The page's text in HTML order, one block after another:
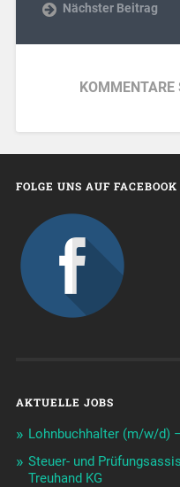
Nächster Beitrag
KOMMENTARE
FOLGE UNS AUF FACEBOOK
AKTUELLE JOBS
Lohnbuchhalter (m/w/d)
Steuer- und
Treuhand KG